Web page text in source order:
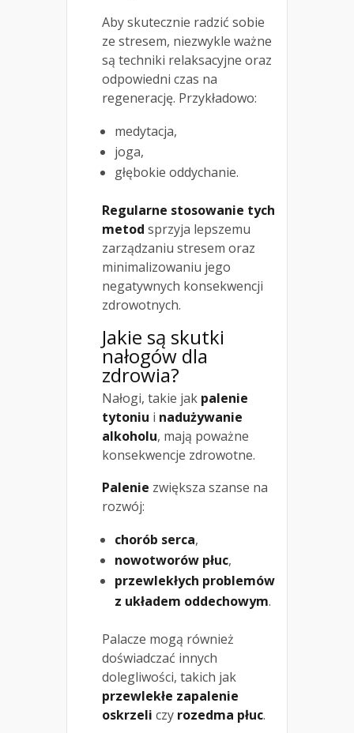
Aby skutecznie radzić sobie
ze stresem, niezwykle ważne
są techniki relaksacyjne oraz
odpowiedni czas na
regenerację. Przykładowo:
medytacja,
joga,
głębokie oddychanie.
Regularne stosowanie tych
metod sprzyja lepszemu
zarządzaniu stresem oraz
minimalizowaniu jego
negatywnych konsekwencji
zdrowotnych.
Jakie są skutki
nałogów dla
zdrowia?
Nałogi, takie jak palenie
tytoniu i nadużywanie
alkoholu, mają poważne
konsekwencje zdrowotne.
Palenie zwiększa szanse na
rozwój:
chorób serca,
nowotworów płuc,
przewlekłych problemów
z układem oddechowym.
Palacze mogą również
doświadczać innych
dolegliwości, takich jak
przewlekłe zapalenie
oskrzeli czy rozedma płuc.